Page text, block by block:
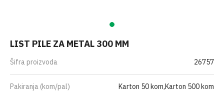
LIST PILE ZA METAL 300 MM
Šifra proizvoda 26757
Pakiranja (kom/pal) Karton 50 kom,Karton 500 kom